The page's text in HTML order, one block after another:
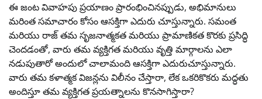
ఈ జంట వివాహపు ప్రయాణం ప్రారంభించినప్పుడు, అభిమానులు
మరింత సమాచారం కోసం ఆసక్తిగా ఎదురు చూస్తున్నారు. సమంత
మరియు రాజ్ తమ సృజనాత్మకత మరియు ప్రామాణికత కొరకు ప్రసిద్ధి
చెందడంతో, వారు తమ వ్యక్తిగత మరియు వృత్తి మార్గాలను ఎలా
నడుపుతారో అందులో చాలామంది ఆసక్తిగా ఎదురుచూస్తున్నారు.
వారు తమ కళాత్మక విజన్లను విలీనం చేస్తారా, లేక ఒకరికొకరు మద్ధతు
అందిస్తూ తమ వ్యక్తిగత ప్రయత్నాలను కొనసాగిస్తారా?